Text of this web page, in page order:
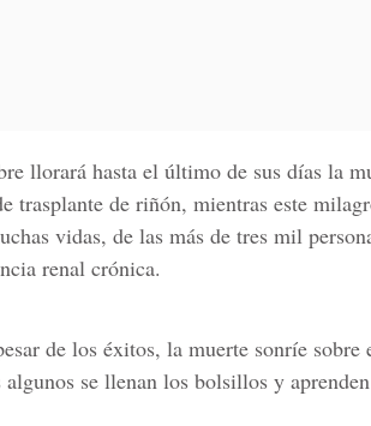
llorará hasta el último de sus días la
trasplante de riñón, mientras este
vidas, de las más de tres mil
renal crónica.
de los éxitos, la muerte sonríe
algunos se llenan los bolsillos y